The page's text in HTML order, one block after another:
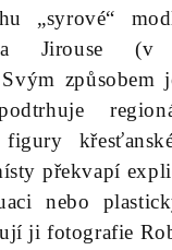
„syrové“
Jirouse (v
způsobem
překvapí
nebo
ji fotografie